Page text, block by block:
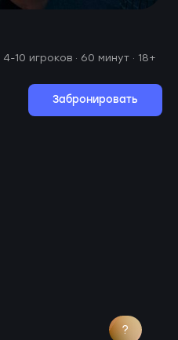
4-10 игроков · 60 минут · 18+
Забронировать
?